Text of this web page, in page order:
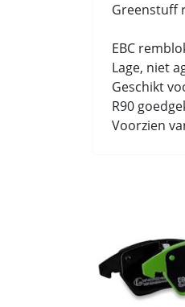
Greenstuff
EBC
Lage, niet
Geschikt
R90
Voorzien